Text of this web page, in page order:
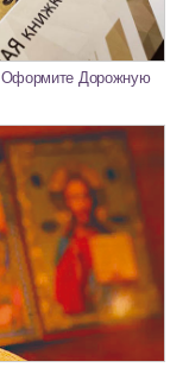
Оформите Дорожную